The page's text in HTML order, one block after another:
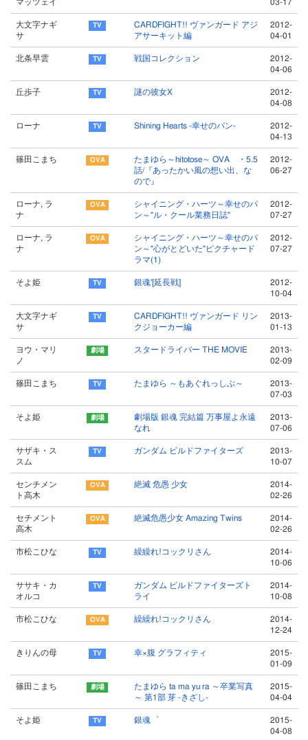
マッツェイ
03-17
大文字ナギ
サ
CARDFIGHT!! ヴァンガード アジ
アサーキット編
2012-
04-01
北条早雲 戦国コレクション
2012-
04-06
丘歩子 謎の彼女X
2012-
04-08
ローナ Shining Hearts -幸せのパン-
2012-
04-13
篠田こまち
たまゆら～hitotose～ OVA ・5.5
話/『あったかい風の想い出、な
ので』
2012-
06-27
ローナ, ラ
ナ
シャイニング・ハーツ～幸せのパ
ン～"ル・クール業務日誌"
2012-
07-27
ローナ, ラ
ナ
シャイニング・ハーツ～幸せのパ
ン～"心がとどいた"ピクチャード
ラマ(1)
2012-
07-27
そよ姫 銀魂'[延長戦]
2012-
10-04
大文字ナギ
サ
CARDFIGHT!! ヴァンガード リン
クジョーカー編
2013-
01-13
ヨウ・マリ
ノ
スタードライバー THE MOVIE
2013-
02-09
篠田こまち たまゆら ～もあぐれっしぶ～
2013-
07-03
そよ姫
劇場版 銀魂 完結篇 万事屋よ永遠
なれ
2013-
07-06
サザキ・ス
スム
ガンダム ビルドファイターズ
2013-
10-07
センチメン
ト高木
絶滅 危愚 少女
2014-
02-26
セチメント
高木
絶滅危愚少女 Amazing Twins
2014-
02-26
市松こひな 繰繰れ!コックリさん
2014-
10-06
ササキ・カ
オルコ
ガンダム ビルドファイターズト
ライ
2014-
10-08
市松こひな 繰繰れ!コックリさん
2014-
12-24
きりんの母 幸×腹 グラフィティ
2015-
01-09
篠田こまち
たまゆら ta ma yu ra ～卒業写真
～ 第1部 芽 -きざし-
2015-
04-04
そよ姫 銀魂゜
2015-
04-08